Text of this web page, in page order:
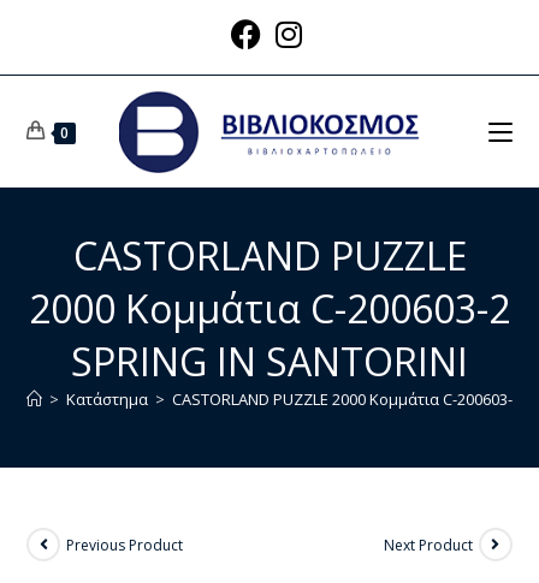
0
CASTORLAND PUZZLE
2000 Κομμάτια C-200603-2
SPRING IN SANTORINI
> Κατάστημα > CASTORLAND PUZZLE 2000 Κομμάτια C-200603-2
Previous Product Next Product